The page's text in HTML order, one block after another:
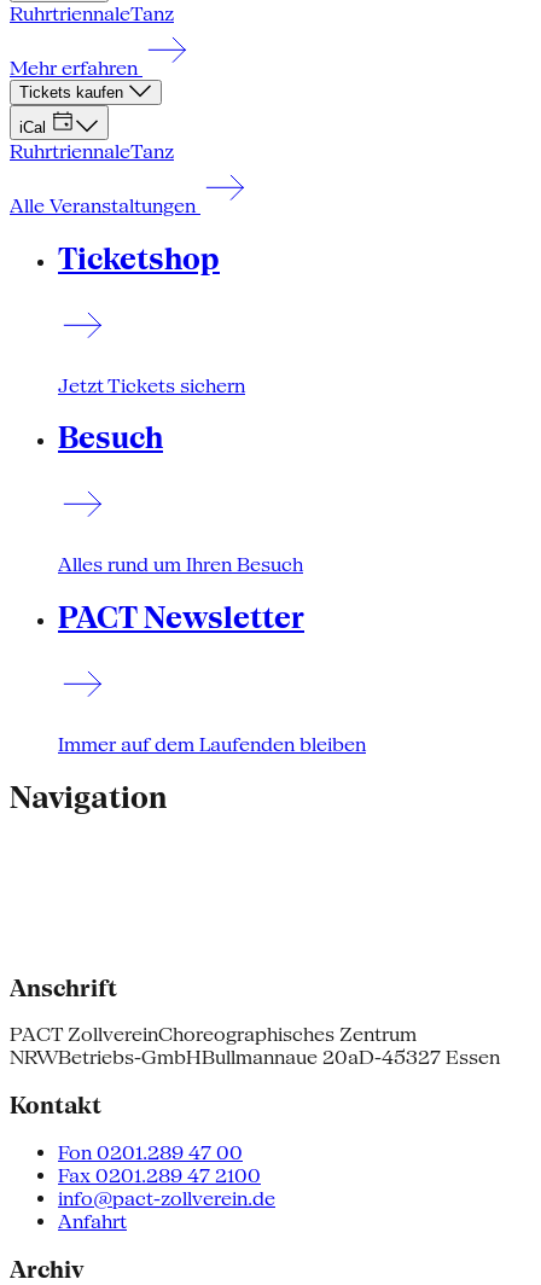
RuhrtriennaleTanz
Mehr erfahren
Tickets kaufen
iCal
RuhrtriennaleTanz
Alle Veranstaltungen
Ticketshop
Jetzt Tickets sichern
Besuch
Alles rund um Ihren Besuch
PACT Newsletter
Immer auf dem Laufenden bleiben
Navigation
Anschrift
PACT ZollvereinChoreographisches Zentrum
NRWBetriebs-GmbHBullmannaue 20aD-45327 Essen
Kontakt
Fon 0201.289 47 00
Fax 0201.289 47 2100
info@pact-zollverein.de
Anfahrt
Archiv